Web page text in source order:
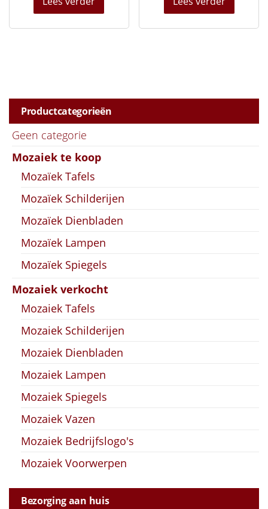
Productcategorieën
Geen categorie
Mozaiek te koop
Mozaïek Tafels
Mozaïek Schilderijen
Mozaïek Dienbladen
Mozaïek Lampen
Mozaïek Spiegels
Mozaiek verkocht
Mozaiek Tafels
Mozaiek Schilderijen
Mozaiek Dienbladen
Mozaiek Lampen
Mozaiek Spiegels
Mozaiek Vazen
Mozaiek Bedrijfslogo's
Mozaiek Voorwerpen
Bezorging aan huis